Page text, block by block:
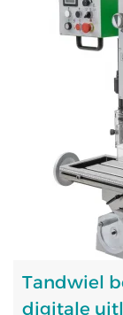
Tandwiel
digitale